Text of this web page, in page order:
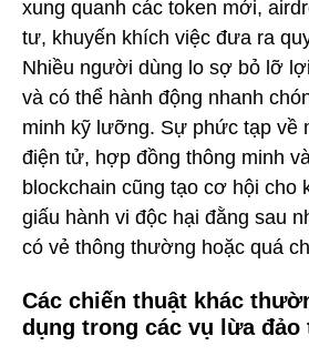
xung quanh các token mới,
tư, khuyến khích việc đưa ra
Nhiều người dùng lo sợ bỏ lỡ
và có thể hành động nhanh
minh kỹ lưỡng. Sự phức tạp về
điện tử, hợp đồng thông minh
blockchain cũng tạo cơ hội cho
giấu hành vi độc hại đằng sau
có vẻ thông thường hoặc quá
Các chiến thuật khác
dụng trong các vụ lừa